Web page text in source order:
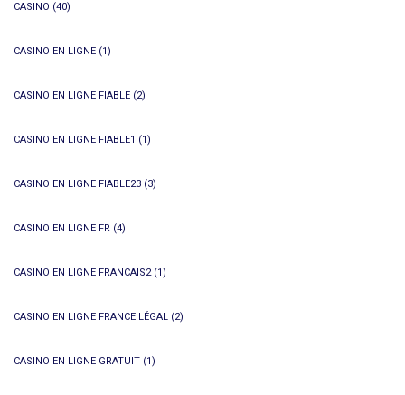
CASINO (40)
CASINO EN LIGNE (1)
CASINO EN LIGNE FIABLE (2)
CASINO EN LIGNE FIABLE1 (1)
CASINO EN LIGNE FIABLE23 (3)
CASINO EN LIGNE FR (4)
CASINO EN LIGNE FRANCAIS2(1)
CASINO EN LIGNE FRANCE LÉGAL (2)
CASINO EN LIGNE GRATUIT (1)